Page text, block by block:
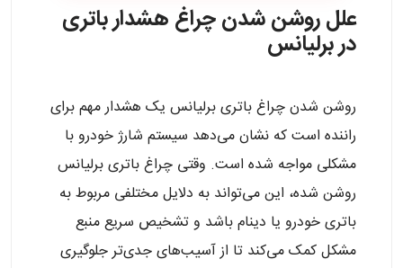
علل روشن شدن چراغ هشدار باتری
در برلیانس
روشن شدن چراغ باتری برلیانس یک هشدار مهم برای
راننده است که نشان می‌دهد سیستم شارژ خودرو با
مشکلی مواجه شده است. وقتی چراغ باتری برلیانس
روشن شده، این می‌تواند به دلایل مختلفی مربوط به
باتری خودرو یا دینام باشد و تشخیص سریع منبع
مشکل کمک می‌کند تا از آسیب‌های جدی‌تر جلوگیری